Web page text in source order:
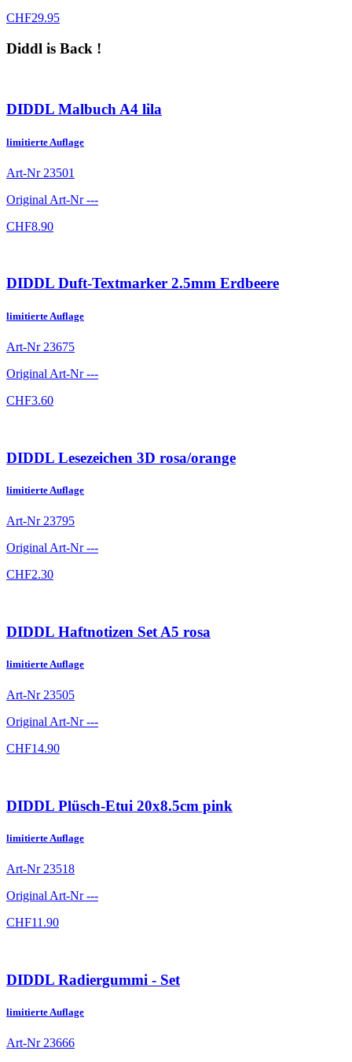
CHF29.95
Diddl is Back !
DIDDL Malbuch A4 lila
limitierte Auflage
Art-Nr 23501
Original Art-Nr---
CHF8.90
DIDDL Duft-Textmarker 2.5mm Erdbeere
limitierte Auflage
Art-Nr 23675
Original Art-Nr---
CHF3.60
DIDDL Lesezeichen 3D rosa/orange
limitierte Auflage
Art-Nr 23795
Original Art-Nr---
CHF2.30
DIDDL Haftnotizen Set A5 rosa
limitierte Auflage
Art-Nr 23505
Original Art-Nr---
CHF14.90
DIDDL Plüsch-Etui 20x8.5cm pink
limitierte Auflage
Art-Nr 23518
Original Art-Nr---
CHF11.90
DIDDL Radiergummi - Set
limitierte Auflage
Art-Nr 23666